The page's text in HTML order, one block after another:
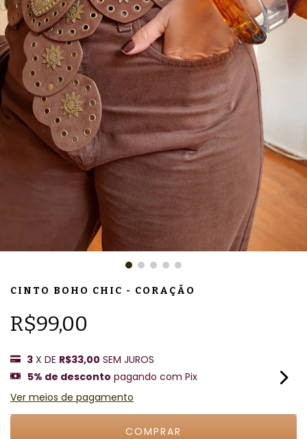
CINTO BOHO CHIC - CORAÇÃO
R$99,00
3 X DE R$33,00 SEM JUROS
5% de desconto pagando com Pix
Ver meios de pagamento